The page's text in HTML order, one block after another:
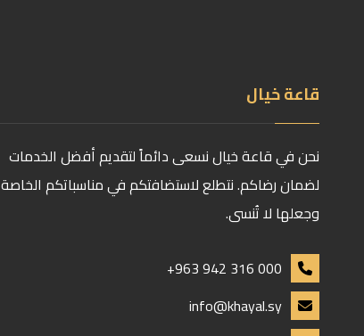
قاعة خيال
نحن في قاعة خيال نسعى دائماً لتقديم أفضل الخدمات
لضمان رضاكم. نتطلع لاستضافتكم في مناسباتكم الخاصة
وجعلها لا تُنسى.
+963 942 316 000
info@khayal.sy